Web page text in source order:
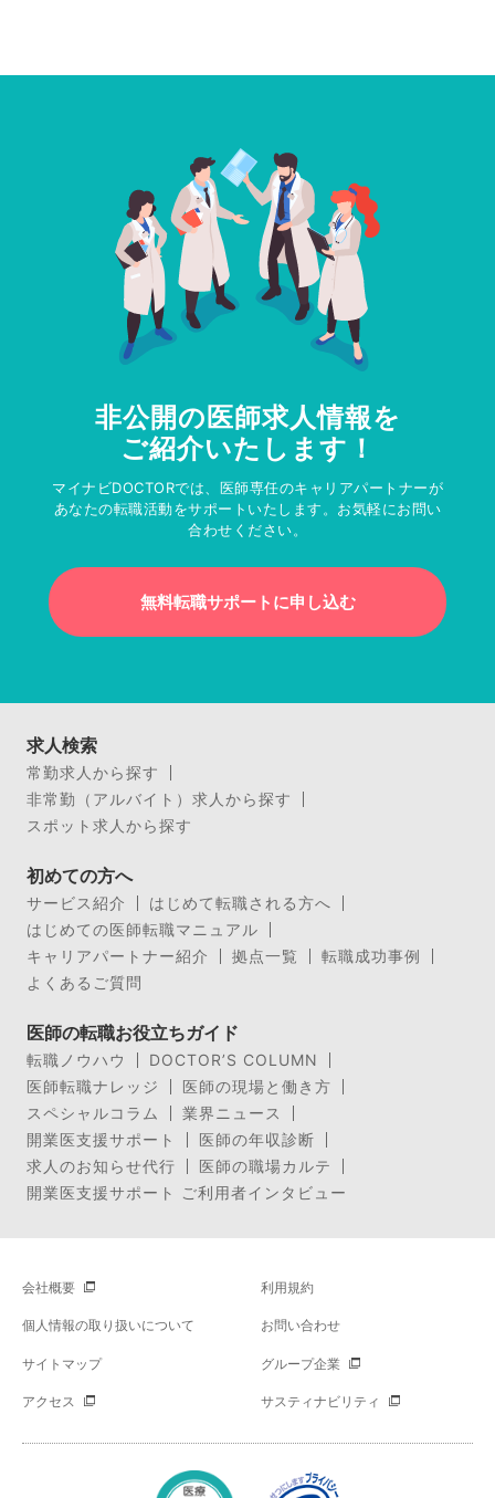
非公開の医師求人情報を
ご紹介いたします！
マイナビDOCTORでは、医師専任のキャリアパートナーが
あなたの転職活動をサポートいたします。お気軽にお問い
合わせください。
無料転職サポートに申し込む
求人検索
常勤求人から探す
非常勤（アルバイト）求人から探す
スポット求人から探す
初めての方へ
サービス紹介
はじめて転職される方へ
はじめての医師転職マニュアル
キャリアパートナー紹介
拠点一覧
転職成功事例
よくあるご質問
医師の転職お役立ちガイド
転職ノウハウ
DOCTOR’S COLUMN
医師転職ナレッジ
医師の現場と働き方
スペシャルコラム
業界ニュース
開業医支援サポート
医師の年収診断
求人のお知らせ代行
医師の職場カルテ
開業医支援サポート ご利用者インタビュー
会社概要 利用規約
個人情報の取り扱いについて お問い合わせ
サイトマップ グループ企業
アクセス サスティナビリティ